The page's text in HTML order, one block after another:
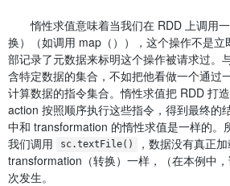
惰性求值意味着当我们在 RDD 上调用
换）（如调用 map（）），这个操作不是
部记录了元数据来标明这个操作被请求过。
含特定数据的集合，不如把他看做一个通过
计算数据的指令集合。惰性求值把 RDD 打
action 按照顺序执行这些指令，得到最终的
中和 transformation 的惰性求值是一样的。
我们调用
sc.textFile()
，数据没有真正
transformation（转换）一样，（在本例中
次发生。